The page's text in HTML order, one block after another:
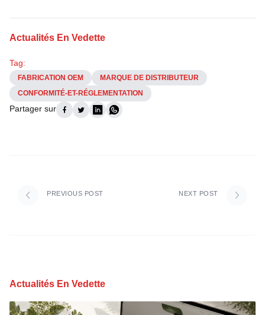
Actualités En Vedette
Tag:
FABRICATION OEM
MARQUE DE DISTRIBUTEUR
CONFORMITÉ-ET-RÉGLEMENTATION
Partager sur
PREVIOUS POST NEXT POST
Actualités En Vedette